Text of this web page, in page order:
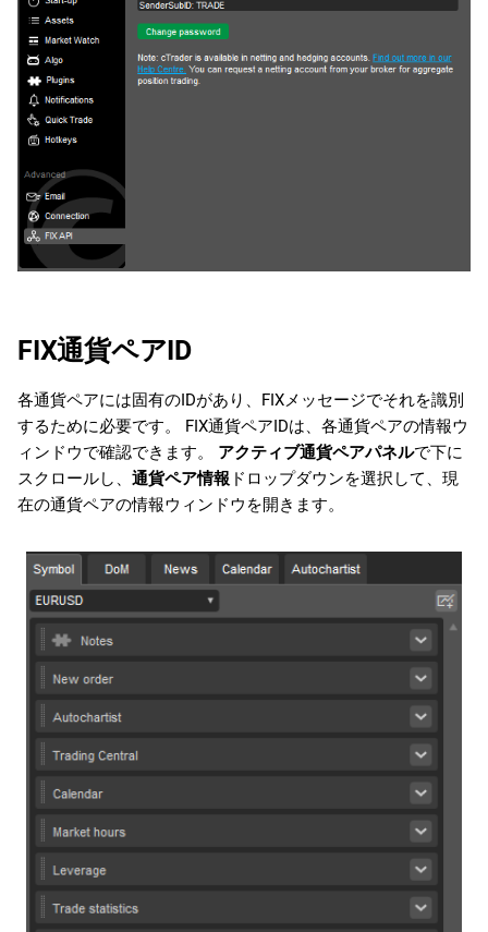
FIX通貨ペアID
各通貨ペアには固有のIDがあり、FIXメッセージでそれを識別
するために必要です。 FIX通貨ペアIDは、各通貨ペアの情報ウ
ィンドウで確認できます。 アクティブ通貨ペアパネルで下に
スクロールし、 通貨ペア情報 ドロップダウンを選択して、現
在の通貨ペアの情報ウィンドウを開きます。